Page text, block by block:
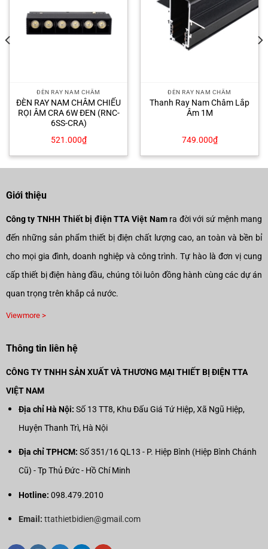
ĐÈN RAY NAM CHÂM
ĐÈN RAY NAM CHÂM CHIẾU
RỌI ÂM CRA 6W ĐEN (RNC-
6SS-CRA)
521.000₫
ĐÈN RAY NAM CHÂM
Thanh Ray Nam Châm Lắp
Âm 1M
749.000₫
Giới thiệu
Công ty TNHH Thiết bị điện TTA Việt Namra đời với sứ mệnh mang
đến những sản phẩm thiết bị điện chất lượng cao, an toàn và bền bỉ
cho mọi gia đình, doanh nghiệp và công trình. Tự hào là đơn vị cung
cấp thiết bị điện hàng đầu, chúng tôi luôn đồng hành cùng các dự án
quan trọng trên khắp cả nước.
Viewmore >
Thông tin liên hệ
CÔNG TY TNHH SẢN XUẤT VÀ THƯƠNG MẠI THIẾT BỊ ĐIỆN TTA
VIỆT NAM
Địa chỉ Hà Nội: Số 13 TT8, Khu Đấu Giá Tứ Hiệp, Xã Ngũ Hiệp,
Huyện Thanh Trì, Hà Nội
Địa chỉ TPHCM: Số 351/16 QL13 - P. Hiệp Bình (Hiệp Bình Chánh
Cũ) - Tp Thủ Đức - Hồ Chí Minh
Hotline: 098.479.2010
Email: ttathietbidien@gmail.com